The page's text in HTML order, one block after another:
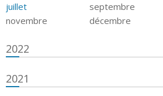
juillet
septembre
novembre
décembre
2022
2021